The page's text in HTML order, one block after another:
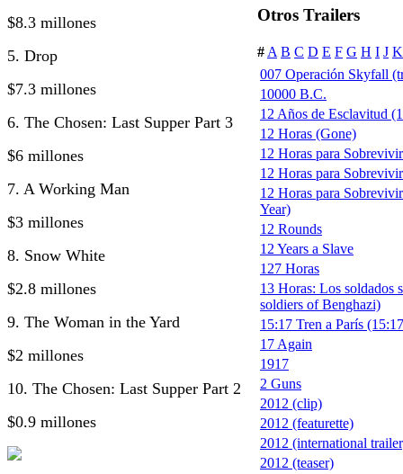
$8.3 millones
5. Drop
$7.3 millones
6. The Chosen: Last Supper Part 3
$6 millones
7. A Working Man
$3 millones
8. Snow White
$2.8 millones
9. The Woman in the Yard
$2 millones
10. The Chosen: Last Supper Part 2
$0.9 millones
Otros Trailers
# A B C D E F G H I J K
007 Operación Skyfall
10000 B.C.
12 Años de Esclavitud
12 Horas (Gone)
12 Horas para
12 Horas para
12 Horas para
Year)
12 Rounds
12 Years a Slave
127 Horas
13 Horas: Los soldados
soldiers of Benghazi)
15:17 Tren a París
17 Again
1917
2 Guns
2012 (clip)
2012 (featurette)
2012 (international
2012 (teaser)